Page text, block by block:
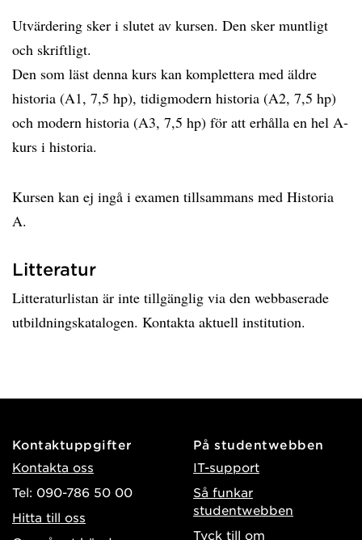
Utvärdering sker i slutet av kursen. Den sker muntligt
och skriftligt.
Den som läst denna kurs kan komplettera med äldre
historia (A1, 7,5 hp), tidigmodern historia (A2, 7,5 hp)
och modern historia (A3, 7,5 hp) för att erhålla en hel A-
kurs i historia.
Kursen kan ej ingå i examen tillsammans med Historia
A.
Litteratur
Litteraturlistan är inte tillgänglig via den webbaserade
utbildningskatalogen. Kontakta aktuell institution.
Kontaktuppgifter
Kontakta oss
Tel: 090-786 50 00
Hitta till oss
På studentwebben
IT-support
Så funkar
studentwebben
Tyck till om